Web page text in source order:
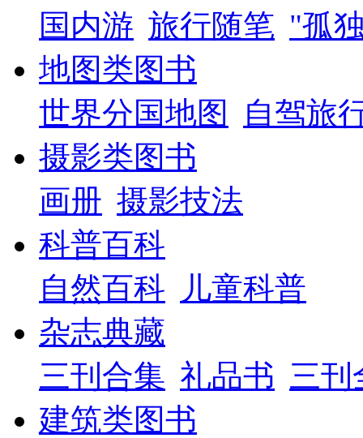
国内游 旅行随笔 "孤
地图类图书
世界分国地图
自驾旅
摄影类图书
画册 摄影技法
科普百科
自然百科
儿童科普
杂志典藏
三刊合集 礼品书 三刊
建筑类图书